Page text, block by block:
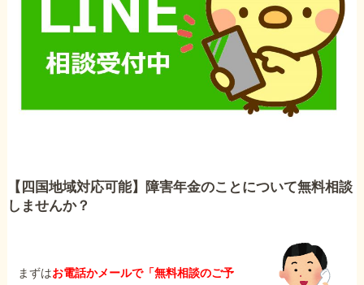
【四国地域対応可能】障害年金のことについて無料相談
しませんか？
まずはお電話かメールで「無料相談のご予